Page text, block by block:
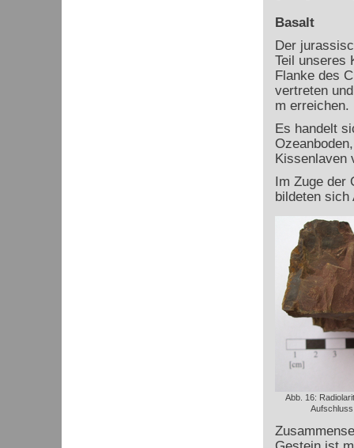
Basalt
Der
Teil unseres
Flanke des
vertreten
m erreichen.
Es handelt
Kissenlaven
Im Zuge der
bildeten sich
Abb. 16: